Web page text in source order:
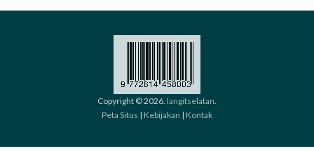
Copyright © 2026. langitselatan.
Peta Situs | Kebijakan | Kontak